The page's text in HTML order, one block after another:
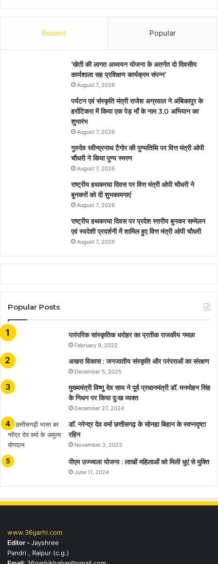
Recent Popular
’खेती की लागत अध्ययन योजना के अतर्गत दो दिवसीय
कार्यशाला सह प्रशिक्षण कार्यक्रम संपन्न’
August 7, 2026
पर्यटन एवं संस्कृति मंत्री राजेश अग्रवाल ने अंबिकापुर के
हर्राटिकरा में किया एक पेड़ माँ के नाम 3.0 अभियान का
शुभारंभ
August 7, 2026
गुरुदेव रवीन्द्रनाथ टैगोर की पुण्यतिथि पर वित्त मंत्री ओपी
चौधरी ने किया पुण्य स्मरण
August 7, 2026
राष्ट्रीय हथकरघा दिवस पर वित्त मंत्री ओपी चौधरी ने
बुनकरों को दी शुभकामनाएं
August 7, 2026
राष्ट्रीय हथकरघा दिवस पर प्रदेश स्तरीय बुनकर सम्मेलन
एवं स्वदेशी प्रदर्शनी में शामिल हुए वित्त मंत्री ओपी चौधरी
August 7, 2026
Popular Posts
​​​​​​​पारंपरिक सांस्कृतिक धरोहर का प्रतीक राजकीय गमछा
February 9, 2022
अखरा विकास : जनजातीय संस्कृति और परंपराओं का संरक्षण
December 5, 2025
मुख्यमंत्री विष्णु देव साय ने पूर्व प्रधानमंत्री डॉ. मनमोहन सिंह
के निधन पर किया दुःख व्यक्त
December 27, 2024
डॉ. नरेन्द्र देव वर्मा छत्तीसगढ़ के सोनहा बिहान के स्वप्नदृष्टा
रहिन
November 3, 2023
पीएम उज्ज्वला योजना : लाखों महिलाओं को मिली धुएं से मुक्ति
June 11, 2024
www.36garhi.com
Editor -Jayshree
Pandri , Raipur (c.g.)